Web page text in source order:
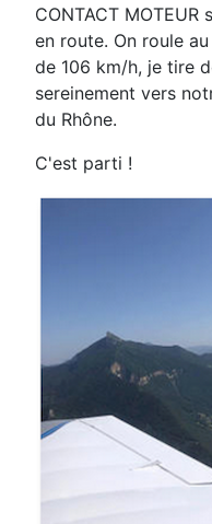
CONTACT MOTEUR
en route. On roule
de 106 km/h, je tire
sereinement vers
du Rhône.
C'est parti !